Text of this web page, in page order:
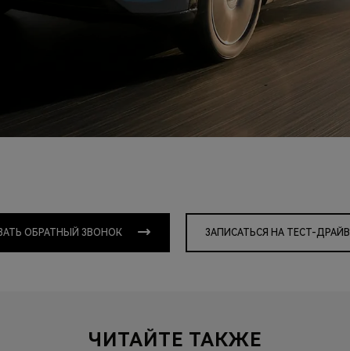
ОБРАТНЫЙ ЗВОНОК ЗАПИСАТЬСЯ НА ТЕСТ-ДРАЙВ
ЧИТАЙТЕ ТАКЖЕ